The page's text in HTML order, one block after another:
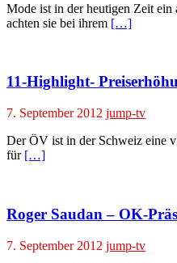
Mode ist in der heutigen Zeit ein
achten sie bei ihrem […]
11-Highlight-
7. September 2012 jump-tv
Der ÖV ist in der Schweiz eine
für […]
Roger Saudan – OK-
7. September 2012 jump-tv